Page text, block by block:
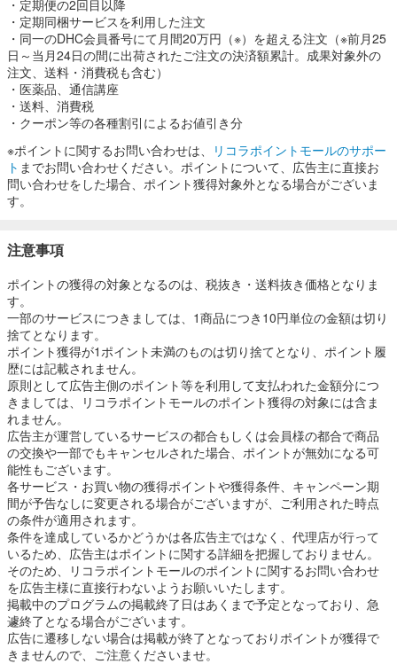
・定期便の2回目以降
・定期同梱サービスを利用した注文
・同一のDHC会員番号にて月間20万円（※）を超える注文（※前月25
日～当月24日の間に出荷されたご注文の決済額累計。成果対象外の
注文、送料・消費税も含む）
・医薬品、通信講座
・送料、消費税
・クーポン等の各種割引によるお値引き分
※ポイントに関するお問い合わせは、
リコラポイントモールのサポー
ト までお問い合わせください。ポイントについて、広告主に直接お
問い合わせをした場合、ポイント獲得対象外となる場合がございま
す。
注意事項
ポイントの獲得の対象となるのは、税抜き・送料抜き価格となりま
す。
一部のサービスにつきましては、1商品につき10円単位の金額は切り
捨てとなります。
ポイント獲得が1ポイント未満のものは切り捨てとなり、ポイント履
歴には記載されません。
原則として広告主側のポイント等を利用して支払われた金額分につ
きましては、リコラポイントモールのポイント獲得の対象には含ま
れません。
広告主が運営しているサービスの都合もしくは会員様の都合で商品
の交換や一部でもキャンセルされた場合、ポイントが無効になる可
能性もございます。
各サービス・お買い物の獲得ポイントや獲得条件、キャンペーン期
間が予告なしに変更される場合がございますが、ご利用された時点
の条件が適用されます。
条件を達成しているかどうかは各広告主ではなく、代理店が行って
いるため、広告主はポイントに関する詳細を把握しておりません。
そのため、リコラポイントモールのポイントに関するお問い合わせ
を広告主様に直接行わないようお願いいたします。
掲載中のプログラムの掲載終了日はあくまで予定となっており、急
遽終了となる場合がございます。
広告に遷移しない場合は掲載が終了となっておりポイントが獲得で
きませんので、ご注意くださいませ。